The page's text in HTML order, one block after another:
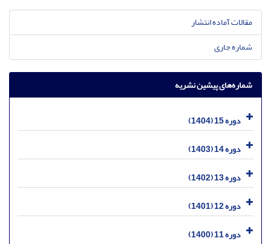
مقالات آماده انتشار
شماره جاری
شماره‌های پیشین نشریه
دوره 15 (1404)
دوره 14 (1403)
دوره 13 (1402)
دوره 12 (1401)
دوره 11 (1400)